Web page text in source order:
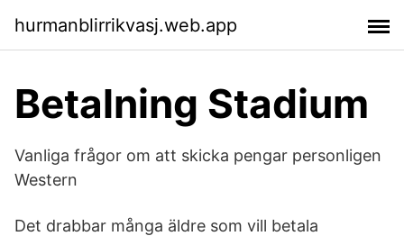
hurmanblirrikvasj.web.app
Betalning Stadium
Vanliga frågor om att skicka pengar personligen
Western
Det drabbar många äldre som vill betala